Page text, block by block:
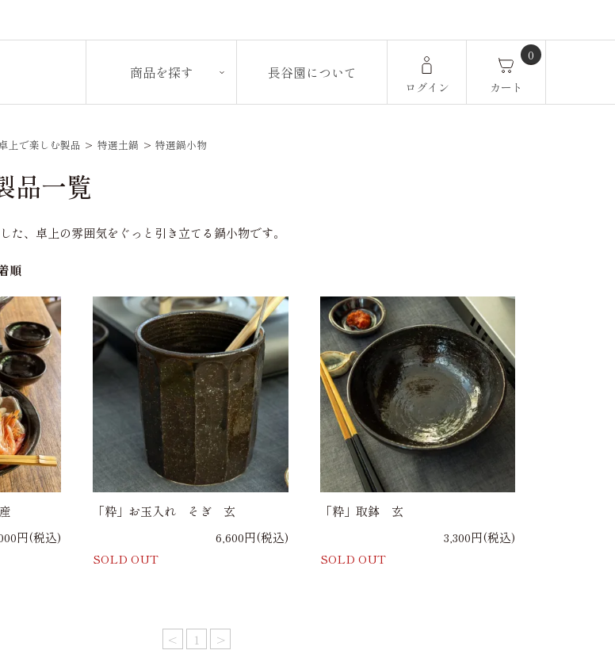
商品を探す 長谷園について
ログイン
0
カート
上で楽しむ製品 > 特選土鍋 > 特選鍋小物
品一覧
た、卓上の雰囲気をぐっと引き立てる鍋小物です。
順
円(税込)
「粋」お玉入れ そぎ 玄
6,600円(税込)
SOLD OUT
「粋」取鉢 玄
3,300円(税込)
SOLD OUT
< 1 >